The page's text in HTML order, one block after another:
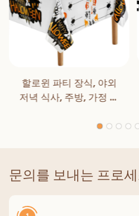
할로윈 파티 장식, 야외
저녁 식사, 주방, 가정 장
할로윈 식탁보
문의를 보내는 프로